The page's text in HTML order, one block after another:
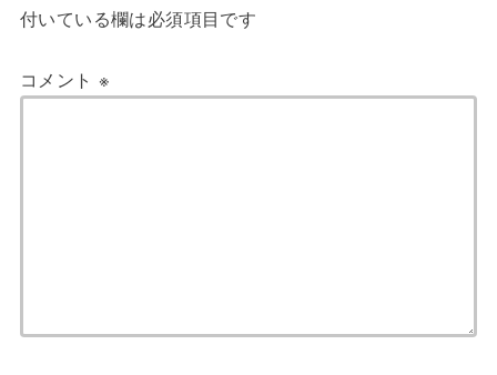
付いている欄は必須項目です
コメント ※